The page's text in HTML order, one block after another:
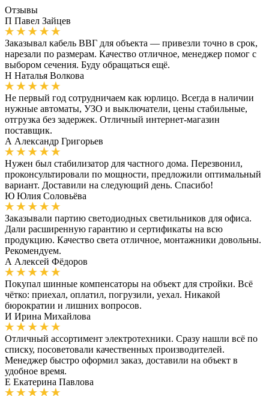
Отзывы
П Павел Зайцев
Заказывал кабель ВВГ для объекта — привезли точно в срок,
нарезали по размерам. Качество отличное, менеджер помог с
выбором сечения. Буду обращаться ещё.
Н Наталья Волкова
Не первый год сотрудничаем как юрлицо. Всегда в наличии
нужные автоматы, УЗО и выключатели, цены стабильные,
отгрузка без задержек. Отличный интернет-магазин
поставщик.
А Александр Григорьев
Нужен был стабилизатор для частного дома. Перезвонил,
проконсультировали по мощности, предложили оптимальный
вариант. Доставили на следующий день. Спасибо!
Ю Юлия Соловьёва
Заказывали партию светодиодных светильников для офиса.
Дали расширенную гарантию и сертификаты на всю
продукцию. Качество света отличное, монтажники довольны.
Рекомендуем.
А Алексей Фёдоров
Покупал шинные компенсаторы на объект для стройки. Всё
чётко: приехал, оплатил, погрузили, уехал. Никакой
бюрократии и лишних вопросов.
И Ирина Михайлова
Отличный ассортимент электротехники. Сразу нашли всё по
списку, посоветовали качественных производителей.
Менеджер быстро оформил заказ, доставили на объект в
удобное время.
Е Екатерина Павлова